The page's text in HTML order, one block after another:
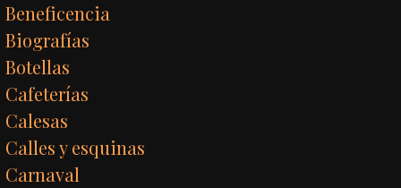
Beneficencia
Biografías
Botellas
Cafeterías
Calesas
Calles y esquinas
Carnaval